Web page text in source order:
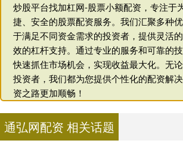
炒股平台找加杠网-股票小额配资，专注于
捷、安全的股票配资服务。我们汇聚多种
于满足不同资金需求的投资者，提供灵活
效的杠杆支持。通过专业的服务和可靠的
快速抓住市场机会，实现收益最大化。无
投资者，我们都为您提供个性化的配资解
资之路更加顺畅！
通弘网配资 相关话题